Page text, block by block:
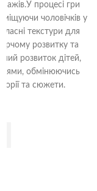
процесі гри
чоловічків у
текстури для
розвитку та
розвиток дітей,
обмінюючись
та сюжети.